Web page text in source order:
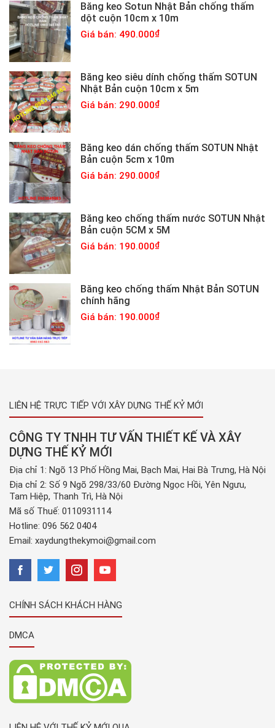
Băng keo Sotun Nhật Bản chống thấm
dột cuộn 10cm x 10m
Giá bán: 490.000
Băng keo siêu dính chống thấm SOTUN
Nhật Bản cuộn 10cm x 5m
Giá bán: 290.000
Băng keo dán chống thấm SOTUN Nhật
Bản cuộn 5cm x 10m
Giá bán: 290.000
Băng keo chống thấm nước SOTUN Nhật
Bản cuộn 5CM x 5M
Giá bán: 190.000
Băng keo chống thấm Nhật Bản SOTUN
chính hãng
Giá bán: 190.000
LIÊN HỆ TRỰC TIẾP VỚI XÂY DỰNG THẾ KỶ MỚI
CÔNG TY TNHH TƯ VẤN THIẾT KẾ VÀ XÂY
DỰNG THẾ KỶ MỚI
Địa chỉ 1: Ngõ 13 Phố Hồng Mai, Bạch Mai, Hai Bà Trưng, Hà Nội
Địa chỉ 2: Số 9 Ngõ 298/33/60 Đường Ngọc Hồi, Yên Ngưu,
Tam Hiệp, Thanh Trì, Hà Nội
Mã số Thuế: 0110931114
Hotline: 096 562 0404
Email: xaydungthekymoi@gmail.com
CHÍNH SÁCH KHÁCH HÀNG
DMCA